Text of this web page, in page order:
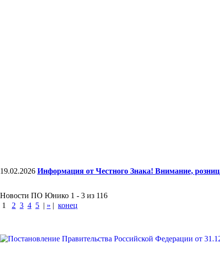
19.02.2026 Информация от Честного Знака! Внимание,
Новости ПО Юнико 1 - 3 из 116
1
2 3 4 5 | » | конец